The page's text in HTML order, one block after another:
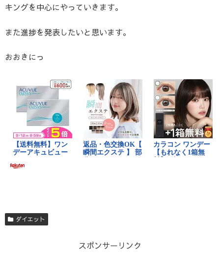
キングを中心にやっていきます。
また進捗を発表したいと思います。
おおきにっ
ダイエット
スポンサーリンク